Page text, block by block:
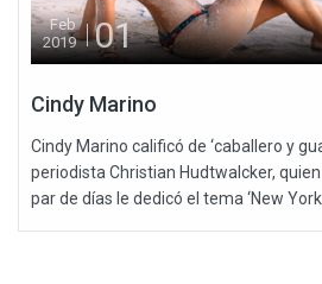
Feb
2019
01
Cindy Marino
Cindy Marino calificó de ‘caballero y
periodista Christian Hudtwalcker,
par de días le dedicó el tema ‘New